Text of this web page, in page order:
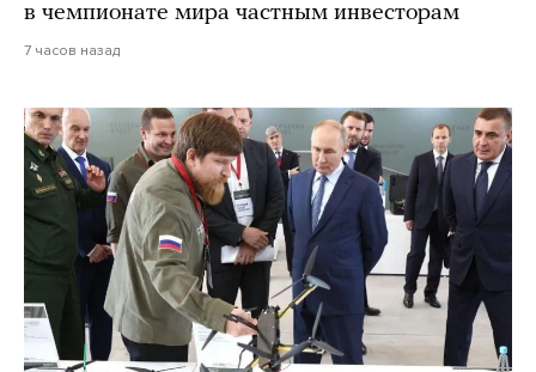
в чемпионате мира частным инвесторам
7 часов назад